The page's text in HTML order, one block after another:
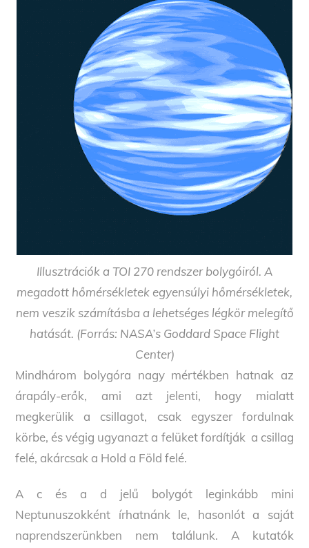
Illusztrációk a TOI 270 rendszer bolygóiról. A
megadott hőmérsékletek egyensúlyi hőmérsékletek,
nem veszik számításba a lehetséges légkör melegítő
hatását. (Forrás: NASA’s Goddard Space Flight
Center)
Mindhárom bolygóra nagy mértékben hatnak az
árapály-erők, ami azt jelenti, hogy mialatt
megkerülik a csillagot, csak egyszer fordulnak
körbe, és végig ugyanazt a felüket fordítják a csillag
felé, akárcsak a Hold a Föld felé.
A c és a d jelű bolygót leginkább mini
Neptunuszokként írhatnánk le, hasonlót a saját
naprendszerünkben nem találunk. A kutatók